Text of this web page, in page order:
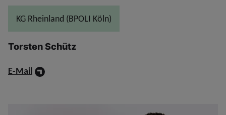
KG Rheinland (BPOLI Köln)
Torsten Schütz
E-Mail